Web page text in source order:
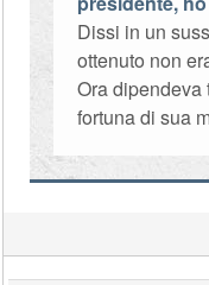
Dissi in un
ottenuto non
Ora dipendeva
fortuna di sua